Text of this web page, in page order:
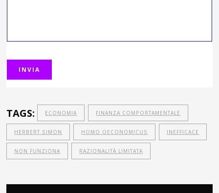
TAGS: ECONOMIA FINANZA COMPORTAMENTALE
HERBERT SIMON HOMO OECONOMICUS INEFFICACE
NON FUNZIONA RAZIONALITÀ LIMITATA